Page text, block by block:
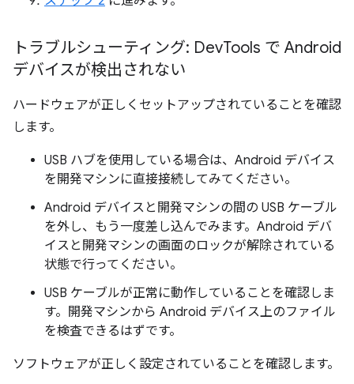
トラブルシューティング: DevTools で Android
デバイスが検出されない
ハードウェアが正しくセットアップされていることを確認
します。
USB ハブを使用している場合は、Android デバイス
を開発マシンに直接接続してみてください。
Android デバイスと開発マシンの間の USB ケーブル
を外し、もう一度差し込んでみます。Android デバ
イスと開発マシンの画面のロックが解除されている
状態で行ってください。
USB ケーブルが正常に動作していることを確認しま
す。開発マシンから Android デバイス上のファイル
を検査できるはずです。
ソフトウェアが正しく設定されていることを確認します。